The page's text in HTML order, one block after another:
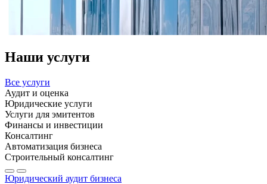
Наши услуги
Все услуги
Аудит и оценка
Юридические услуги
Услуги для эмитентов
Финансы и инвестиции
Консалтинг
Автоматизация бизнеса
Строительный консалтинг
Юридический аудит бизнеса